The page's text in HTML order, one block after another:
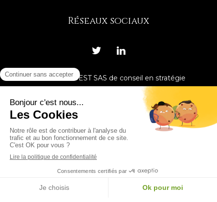
Réseaux sociaux
MUTATIS INVEST SAS de conseil en stratégie
patrimoniale. Siège social : 3 rue des Renaudes
75017 PARIS Transactions immobilières : carte T
7501 000 041 927 Inscrite au RCS de PARIS n°
827606690.Immatriculée sous le n°17002513
auprès de l’ORIAS -www.ORIAS.fr pour les
activités : Conseil en Investissements Financiers
membre de l’ANACOFI – Courtage en assurance
sous le contrôle de l’Autorité de Contrôle
taitbout 75346 PARIS cedex 9 – Responsabilité